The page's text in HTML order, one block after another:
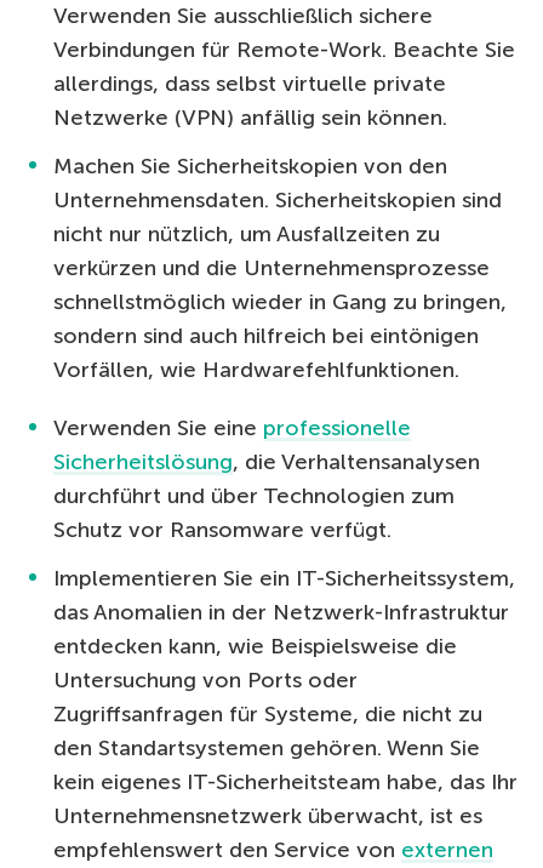
Verwenden Sie ausschließlich sichere
Verbindungen für Remote-Work. Beachte Sie
allerdings, dass selbst virtuelle private
Netzwerke (VPN) anfällig sein können.
Machen Sie Sicherheitskopien von den
Unternehmensdaten. Sicherheitskopien sind
nicht nur nützlich, um Ausfallzeiten zu
verkürzen und die Unternehmensprozesse
schnellstmöglich wieder in Gang zu bringen,
sondern sind auch hilfreich bei eintönigen
Vorfällen, wie Hardwarefehlfunktionen.
Verwenden Sie eine professionelle
Sicherheitslösung, die Verhaltensanalysen
durchführt und über Technologien zum
Schutz vor Ransomware verfügt.
Implementieren Sie ein IT-Sicherheitssystem,
das Anomalien in der Netzwerk-Infrastruktur
entdecken kann, wie Beispielsweise die
Untersuchung von Ports oder
Zugriffsanfragen für Systeme, die nicht zu
den Standartsystemen gehören. Wenn Sie
kein eigenes IT-Sicherheitsteam habe, das Ihr
Unternehmensnetzwerk überwacht, ist es
empfehlenswert den Service von externen